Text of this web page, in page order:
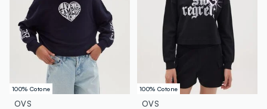
100% Cotone
OVS
100% Cotone
OVS